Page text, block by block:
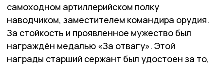
самоходном артиллерийском полку
наводчиком, заместителем командира орудия.
За стойкость и проявленное мужество был
награждён медалью «За отвагу». Этой
награды старший сержант был удостоен за то,